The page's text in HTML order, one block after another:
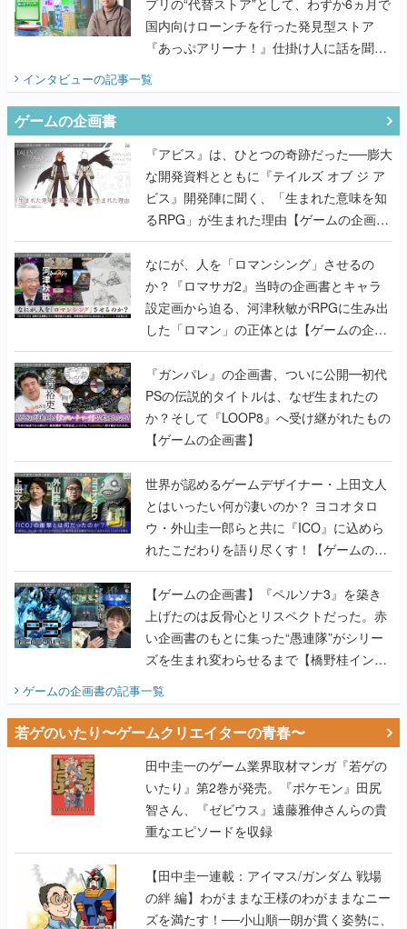
インタビューの記事一覧
『アビス』は、ひとつの奇跡だった──膨大
な開発資料とともに『テイルズ オブ ジ ア
るRPG」が生まれた理由【ゲームの企画
書】
なにが、人を「ロマンシング」させるの
か？『ロマサガ2』当時の企画書とキャラ
設定画から迫る、河津秋敏がRPGに生み出
した「ロマン」の正体とは【ゲームの企画
書】
『ガンパレ』の企画書、ついに公開━初代
PSの伝説的タイトルは、なぜ生まれたの
か？そして『LOOP8』へ受け継がれたもの
【ゲームの企画書】
世界が認めるゲームデザイナー・上田文人
とはいったい何が凄いのか？ ヨコオタロ
ウ・外山圭一郎らと共に『ICO』に込めら
れたこだわりを語り尽くす！【ゲームの企
画書】
【ゲームの企画書】『ペルソナ3』を築き
上げたのは反骨心とリスペクトだった。赤
い企画書のもとに集った“愚連隊”がシリー
ズを生まれ変わらせるまで【橋野桂インタ
ビュー】
ゲームの企画書の記事一覧
若ゲのいたり〜ゲームクリエイターの青春〜
田中圭一のゲーム業界取材マンガ『若ゲの
いたり』第2巻が発売。『ポケモン』田尻
智さん、『ゼビウス』遠藤雅伸さんらの貴
重なエピソードを収録
【田中圭一連載：アイマス/ガンダム 戦場
の絆 編】わがままな王様のわがままなニー
ズを満たす！──小山順一朗が貫く姿勢に、
ゲームクリエイターとしての矜持を見た
【若ゲのいたり最終回】
【田中圭一連載：バーチャファイター編】